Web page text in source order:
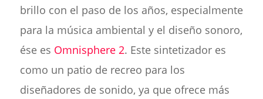
brillo con el paso de los años, especialmente
para la música ambiental y el diseño sonoro,
ése es Omnisphere 2. Este sintetizador es
como un patio de recreo para los
diseñadores de sonido, ya que ofrece más